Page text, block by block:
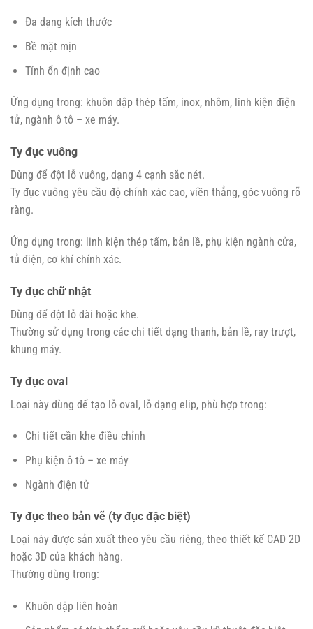
Đa dạng kích thước
Bề mặt mịn
Tính ổn định cao
Ứng dụng trong: khuôn dập thép tấm, inox, nhôm, linh kiện điện
tử, ngành ô tô – xe máy.
Ty đục vuông
Dùng để đột lỗ vuông, dạng 4 cạnh sắc nét.
Ty đục vuông yêu cầu độ chính xác cao, viền thẳng, góc vuông rõ
ràng.
Ứng dụng trong: linh kiện thép tấm, bản lề, phụ kiện ngành cửa,
tủ điện, cơ khí chính xác.
Ty đục chữ nhật
Dùng để đột lỗ dài hoặc khe.
Thường sử dụng trong các chi tiết dạng thanh, bản lề, ray trượt,
khung máy.
Ty đục oval
Loại này dùng để tạo lỗ oval, lỗ dạng elip, phù hợp trong:
Chi tiết cần khe điều chỉnh
Phụ kiện ô tô – xe máy
Ngành điện tử
Ty đục theo bản vẽ (ty đục đặc biệt)
Loại này được sản xuất theo yêu cầu riêng, theo thiết kế CAD 2D
hoặc 3D của khách hàng.
Thường dùng trong:
Khuôn dập liên hoàn